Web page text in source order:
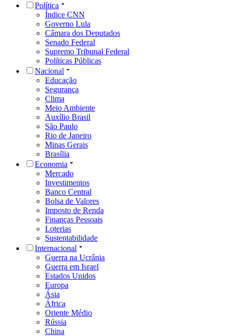
Política
Índice CNN
Governo Lula
Câmara dos Deputados
Senado Federal
Supremo Tribunal Federal
Políticas Públicas
Nacional
Educação
Segurança
Clima
Meio Ambiente
Auxílio Brasil
São Paulo
Rio de Janeiro
Minas Gerais
Brasília
Economia
Mercado
Investimentos
Banco Central
Bolsa de Valores
Imposto de Renda
Finanças Pessoais
Loterias
Sustentabilidade
Internacional
Guerra na Ucrânia
Guerra em Israel
Estados Unidos
Europa
Ásia
África
Oriente Médio
Rússia
China